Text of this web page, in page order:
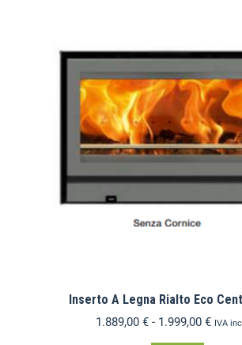
Inserto A Legna Rialto Eco
1.889,00 € - 1.999,00 € IVA